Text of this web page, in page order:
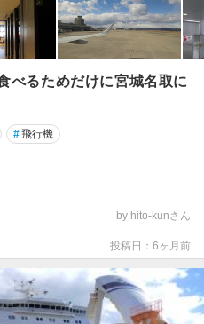
べるためだけに宮城名取に
#飛行機
by hito-kunさん
投稿日：6ヶ月前